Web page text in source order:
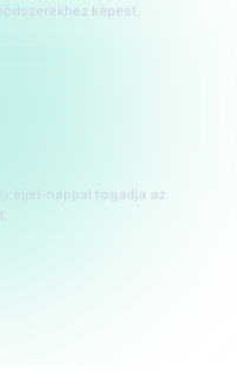
képest.
éjjel-nappal fogadja az